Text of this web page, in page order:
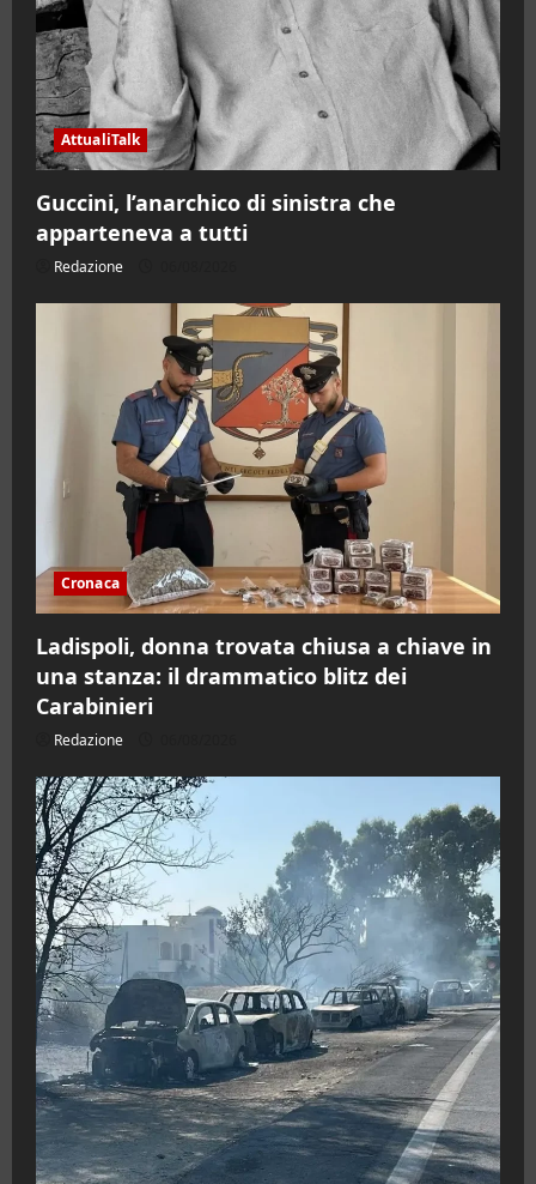
AttualiTalk
Guccini, l’anarchico di sinistra che
apparteneva a tutti
Redazione
Cronaca
Ladispoli, donna trovata chiusa a chiave in
una stanza: il drammatico blitz dei
Carabinieri
Redazione